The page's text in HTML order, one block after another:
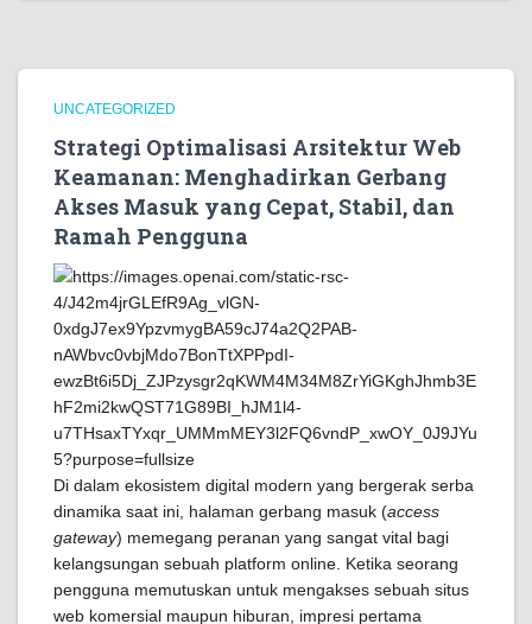
UNCATEGORIZED
Strategi Optimalisasi Arsitektur Web
Keamanan: Menghadirkan Gerbang
Akses Masuk yang Cepat, Stabil, dan
Ramah Pengguna
Di dalam ekosistem digital modern yang bergerak serba
dinamika saat ini, halaman gerbang masuk (access
gateway) memegang peranan yang sangat vital bagi
kelangsungan sebuah platform online. Ketika seorang
pengguna memutuskan untuk mengakses sebuah situs
web komersial maupun hiburan, impresi pertama